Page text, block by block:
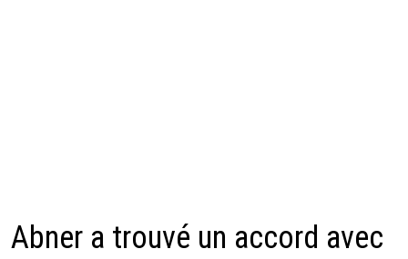
Abner a trouvé un accord avec